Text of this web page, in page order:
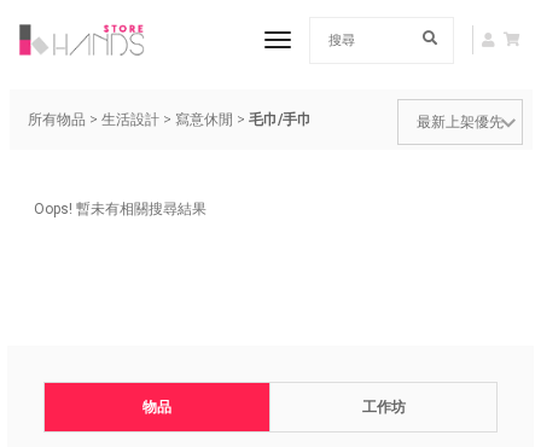
toggle navigation
物品 工作坊
所有物品 > 生活設計> 寫意休閒 > 毛巾/手巾
Oops! 暫未有相關搜尋結果